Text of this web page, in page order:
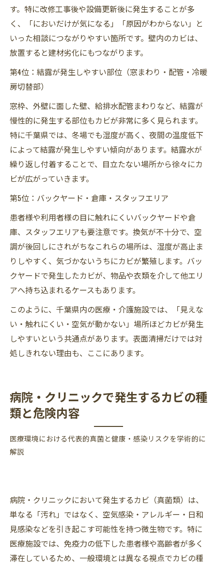
す。特に改修工事後や設備更新後に発生することが多
く、「においだけが気になる」「原因がわからない」と
いった相談につながりやすい箇所です。壁内のカビは、
放置すると建材劣化にもつながります。
第4位：結露が発生しやすい部位（窓まわり・配管・冷暖
房切替部）
窓枠、外壁に面した壁、給排水配管まわりなど、結露が
慢性的に発生する部位もカビが非常に多く見られます。
特に千葉県では、冬場でも湿度が高く、夜間の温度低下
によって結露が発生しやすい傾向があります。結露水が
繰り返し付着することで、目立たない場所から徐々にカ
ビが広がっていきます。
第5位：バックヤード・倉庫・スタッフエリア
患者様や利用者様の目に触れにくいバックヤードや倉
庫、スタッフエリアも要注意です。換気が不十分で、空
調が後回しにされがちなこれらの場所は、湿度が高止ま
りしやすく、気づかないうちにカビが繁殖します。バッ
クヤードで発生したカビが、物品や衣類を介して他エリ
アへ持ち込まれるケースもあります。
このように、千葉県内の医療・介護施設では、「見えな
い・触れにくい・空気が動かない」場所ほどカビが発生
しやすいという共通点があります。表面清掃だけでは対
処しきれない理由も、ここにあります。
病院・クリニックで発生するカビの種
類と危険内容
医療環境における代表的真菌と健康・感染リスクを学術的に
解説
病院・クリニックにおいて発生するカビ（真菌類）は、
単なる「汚れ」ではなく、空気感染・アレルギー・日和
見感染などを引き起こす可能性を持つ微生物です。特に
医療施設では、免疫力の低下した患者様や高齢者が多く
滞在しているため、一般環境とは異なる視点でカビの種